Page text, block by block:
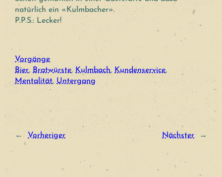
natürlich ein «Kulmbacher».
P.P.S.: Lecker!
Vorgänge
Bier, Bratwürste, Kulmbach, Kundenservice
Mentalität, Untergang
← Vorheriger Nächster →